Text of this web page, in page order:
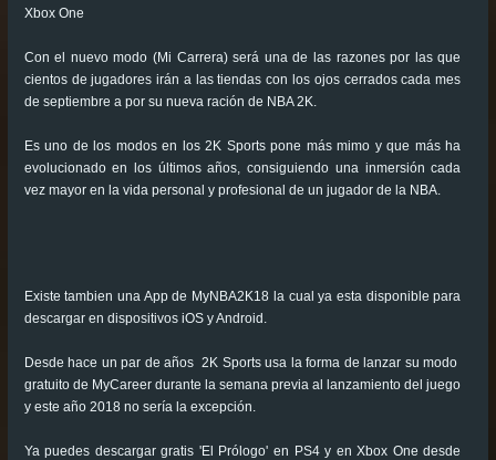
Xbox One
Con el nuevo modo (Mi Carrera) será una de las razones por las que
cientos de jugadores irán a las tiendas con los ojos cerrados cada mes
de septiembre a por su nueva ración de NBA 2K.
Es uno de los modos en los 2K Sports pone más mimo y que más ha
evolucionado en los últimos años, consiguiendo una inmersión cada
vez mayor en la vida personal y profesional de un jugador de la NBA.
Existe tambien una App de MyNBA2K18 la cual ya esta disponible para
descargar en dispositivos iOS y Android.
Desde hace un par de años 2K Sports usa la forma de lanzar su modo
gratuito de MyCareer durante la semana previa al lanzamiento del juego
y este año 2018 no sería la excepción.
Ya puedes descargar gratis 'El Prólogo' en PS4 y en Xbox One desde